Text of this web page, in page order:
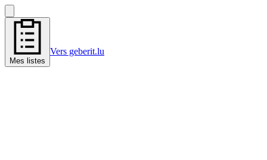
Mes listes
Vers geberit.lu